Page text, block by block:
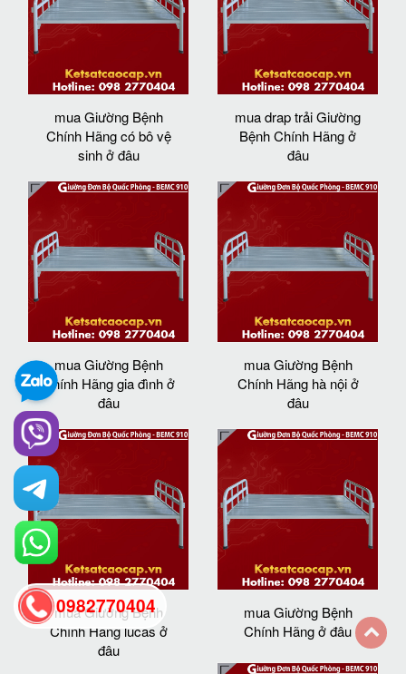
mua Giường Bệnh
Chính Hãng có bô vệ
sinh ở đâu
mua drap trải Giường
Bệnh Chính Hãng ở
đâu
mua Giường Bệnh
Chính Hãng gia đình ở
đâu
mua Giường Bệnh
Chính Hãng hà nội ở
đâu
mua Giường Bệnh
Chính Hãng lucas ở
đâu
mua Giường Bệnh
Chính Hãng ở đâu
0982770404
back